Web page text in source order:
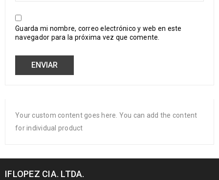
Guarda mi nombre, correo electrónico y web en este
navegador para la próxima vez que comente.
Your custom content goes here. You can add the content
for individual product
IFLOPEZ CIA. LTDA.